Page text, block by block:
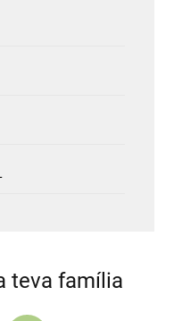
teva família